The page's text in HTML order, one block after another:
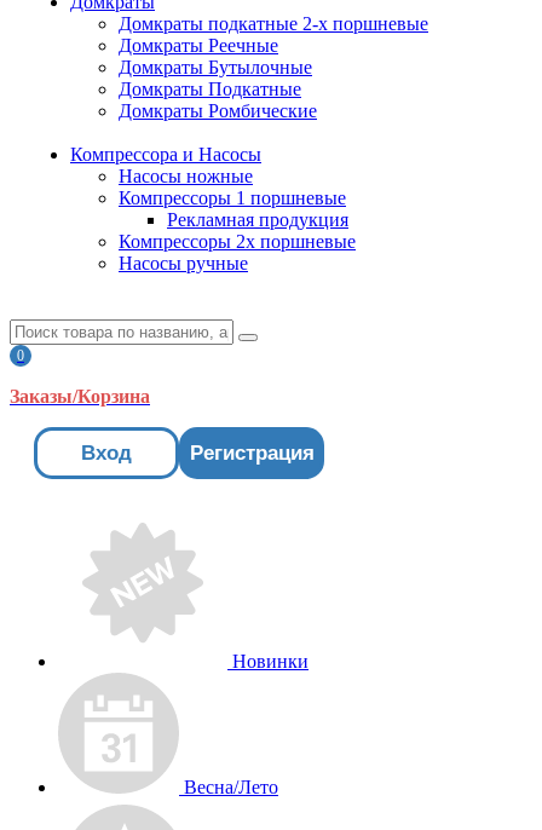
Домкраты подкатные 2-х поршневые
Домкраты Реечные
Домкраты Бутылочные
Домкраты Подкатные
Домкраты Ромбические
Компрессора и Насосы
Насосы ножные
Компрессоры 1 поршневые
Рекламная продукция
Компрессоры 2х поршневые
Насосы ручные
0
Заказы/Корзина
Вход Регистрация
Новинки
Весна/Лето